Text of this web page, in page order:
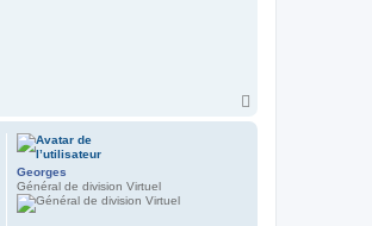
Georges
Général de division Virtuel